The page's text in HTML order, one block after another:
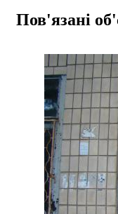
Пов'язані